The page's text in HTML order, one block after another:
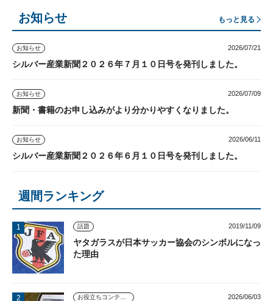
お知らせ もっと見る
お知らせ 2026/07/21
シルバー産業新聞２０２６年７月１０日号を発刊しました。
お知らせ 2026/07/09
新聞・書籍のお申し込みがより分かりやすくなりました。
お知らせ 2026/06/11
シルバー産業新聞２０２６年６月１０日号を発刊しました。
週間ランキング
話題 2019/11/09
ヤタガラスが日本サッカー協会のシンボルになっ
た理由
2026/06/03